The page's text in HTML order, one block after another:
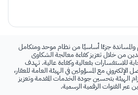
جزءًا أساسيًا من نظام موحد ومتكامل
من خلال تعزيز كفاءة معالجة الشكاوى
للاستفسارات بفعالية وكفاءة عالية. تهدف
مع المسؤولين في الهيئة العامة للعقار،
الهيئة بتحسين جودة الخدمات المقدمة وتعزيز
القنوات الرقمية الرسمية.